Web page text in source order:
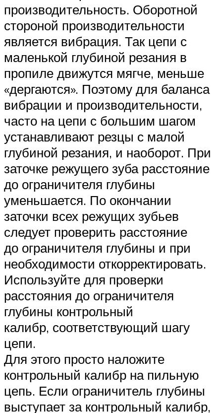
производительность. Оборотной
стороной производительности
является вибрация. Так цепи с
маленькой глубиной резания в
пропиле движутся мягче, меньше
«дергаются». Поэтому для баланса
вибрации и производительности,
часто на цепи с большим шагом
устанавливают резцы с малой
глубиной резания, и наоборот. При
заточке режущего зуба расстояние
до ограничителя глубины
уменьшается. По окончании
заточки всех режущих зубьев
следует проверить расстояние
до ограничителя глубины и при
необходимости откорректировать.
Используйте для проверки
расстояния до ограничителя
глубины контрольный
калибр, соответствующий шагу
цепи.
Для этого просто наложите
контрольный калибр на пильную
цепь. Если ограничитель глубины
выступает за контрольный калибр,